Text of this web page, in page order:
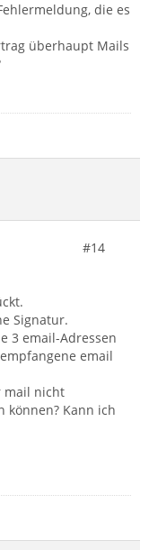
die es
überhaupt Mails
#14
Signatur.
3 email-Adressen
email
mail nicht
können? Kann ich